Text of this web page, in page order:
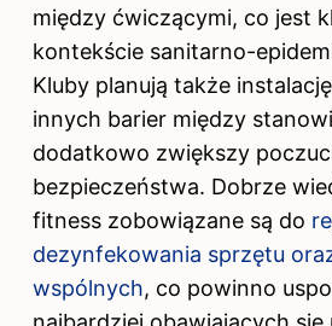
między ćwiczącymi, co jest
kontekście sanitarno-
Kluby planują także
innych barier między
dodatkowo zwiększy
bezpieczeństwa. Dobrze
fitness zobowiązane są do
dezynfekowania sprzętu
wspólnych, co powinno